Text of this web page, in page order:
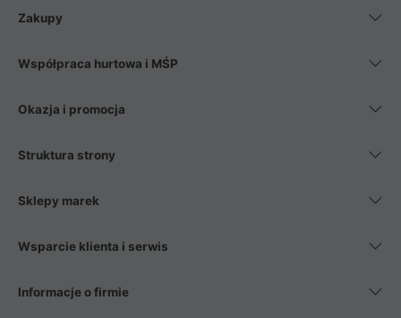
Zakupy
Współpraca hurtowa i MŚP
Okazja i promocja
Struktura strony
Sklepy marek
Wsparcie klienta i serwis
Informacje o firmie